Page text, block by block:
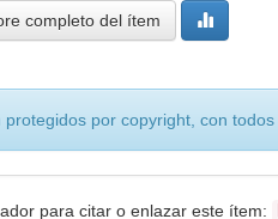
completo del ítem
por copyright, con
para citar o enlazar este ítem: